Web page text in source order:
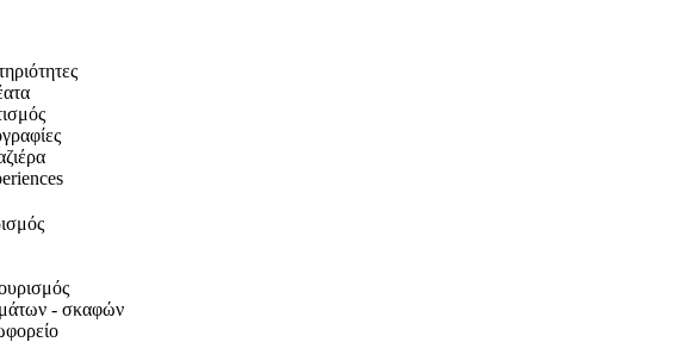
- σκαφών
but because of the way it combines natural beauty, history, local culture and
[…]
Παραλίες, Φαγητό, Φύση και αξιοθέατα